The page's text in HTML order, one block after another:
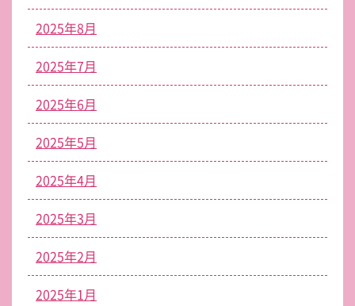
2025年8月
2025年7月
2025年6月
2025年5月
2025年4月
2025年3月
2025年2月
2025年1月